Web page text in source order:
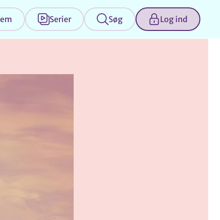
Serier Søg Log ind